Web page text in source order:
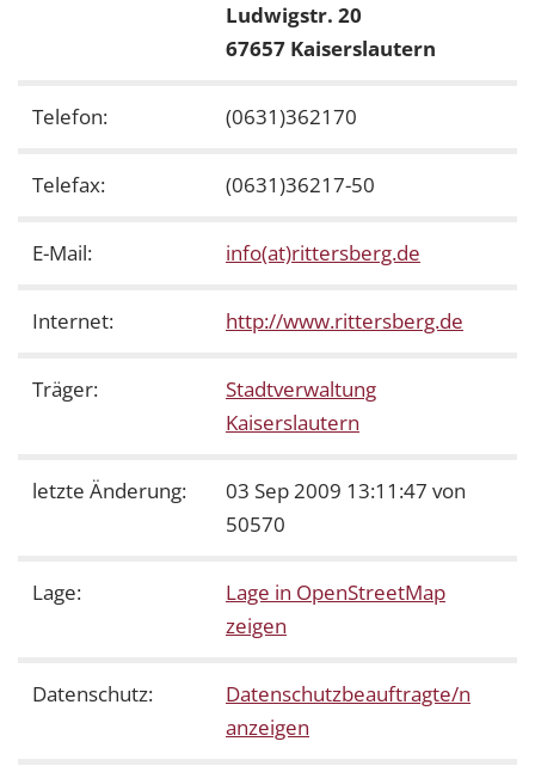
Ludwigstr. 20
67657 Kaiserslautern
Telefon: (0631)362170
Telefax: (0631)36217-50
E-Mail: info(at)rittersberg.de
Internet: http://www.rittersberg.de
Träger:
Stadtverwaltung
Kaiserslautern
letzte Änderung:
03 Sep 2009 13:11:47 von
50570
Lage:
Lage in OpenStreetMap
zeigen
Datenschutz:
Datenschutzbeauftragte/n
anzeigen